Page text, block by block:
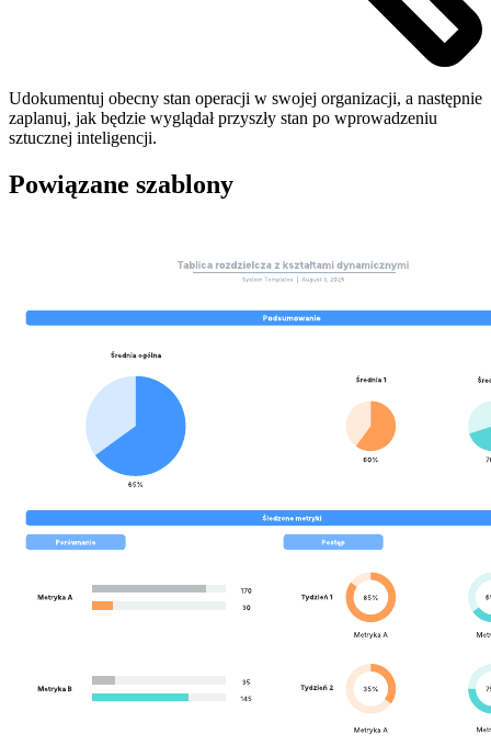
Udokumentuj obecny stan operacji w swojej organizacji, a następnie
zaplanuj, jak będzie wyglądał przyszły stan po wprowadzeniu
sztucznej inteligencji.
Powiązane szablony